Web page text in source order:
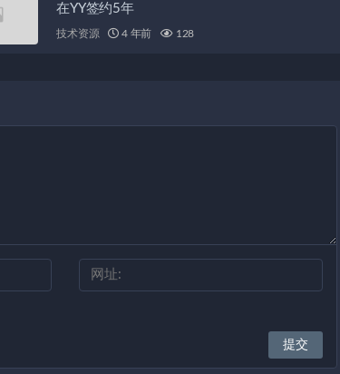
在YY签约5年
技术资源 4 年前 128